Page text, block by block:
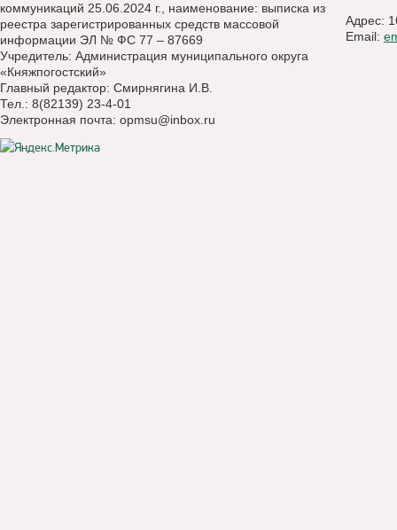
коммуникаций 25.06.2024 г., наименование: выписка из
реестра зарегистрированных средств массовой
информации ЭЛ № ФС 77 – 87669
Учредитель: Администрация муниципального округа
«Княжпогостский»
Главный редактор: Смирнягина И.В.
Тел.: 8(82139) 23-4-01
Электронная почта: opmsu@inbox.ru
Адрес:
Email: